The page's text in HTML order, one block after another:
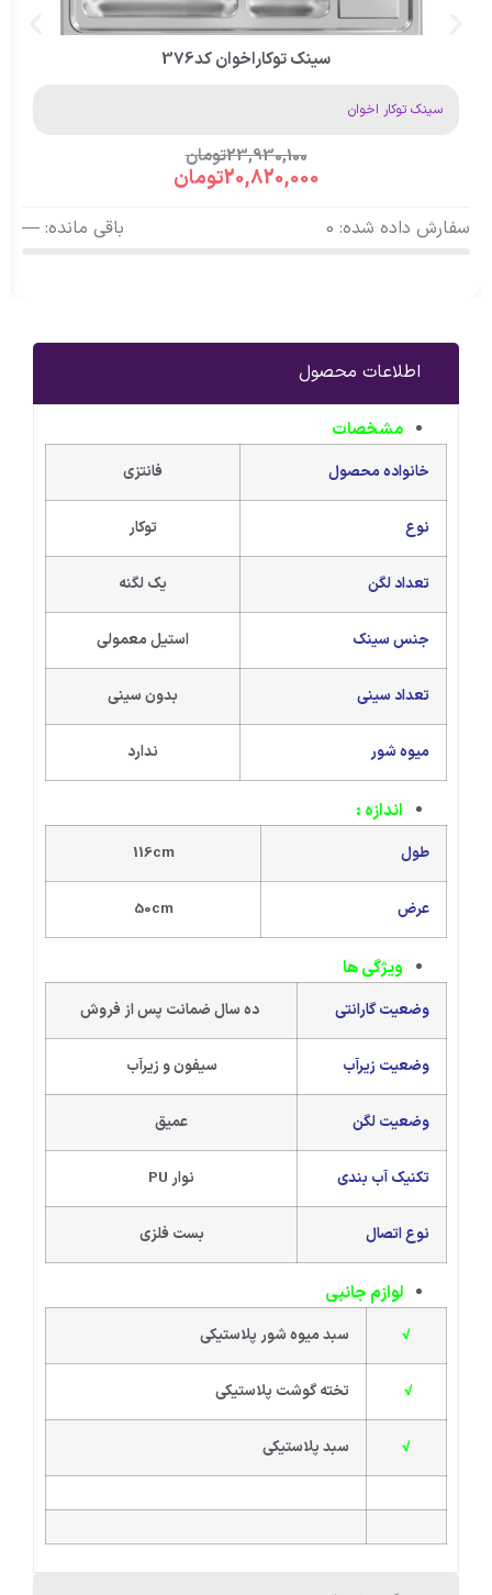
سینک توکاراخوان کد376
سینک توکار اخوان
23,930,100تومان
20,820,000تومان
سفارش داده شده: 0 باقی مانده: —
اطلاعات محصول
مشخصات
خانواده محصول فانتزی
نوع توکار
تعداد لگن یک لگنه
جنس سینک استیل معمولی
تعداد سینی بدون سینی
میوه شور ندارد
اندازه :
طول 116cm
عرض 50cm
ویژگی ها
وضعیت گارانتی ده سال ضمانت پس از فروش
وضعیت زیرآب سیفون و زیرآب
وضعیت لگن عمیق
تکنیک آب بندی نوار PU
نوع اتصال بست فلزی
لوازم جانبی
√ سبد میوه شور پلاستیکی
√ تخته گوشت پلاستیکی
√ سبد پلاستیکی